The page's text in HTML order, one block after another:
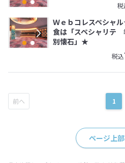
税
Ｗｅｂコレスペシャ
食は「スペシャリテ
別懐石」★
税込
1
ページ上